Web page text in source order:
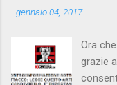
scuola.
-gennaio 04, 2017
Ora
grazie